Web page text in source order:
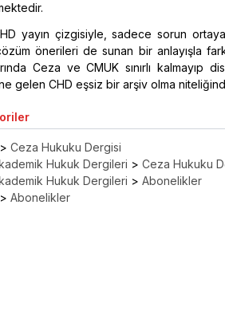
CHD yayın çizgisiyle, sadece sorun
önerileri de sunan bir anlayışla
Ceza ve CMUK sınırlı kalmayıp
gelen CHD eşsiz bir arşiv olma
> Ceza Hukuku Dergisi
Hukuk Dergileri > Ceza Hukuku
Hukuk Dergileri > Abonelikler
> Abonelikler